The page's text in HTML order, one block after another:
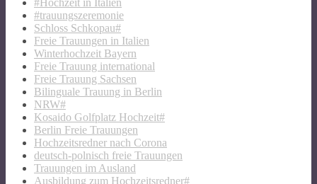
#trauungszeremonie
Schloss Schkopau#
Freie Trauungen in Italien
Winterhochzeit Bayern
Freie Trauung international
Freie Trauung Sachsen
Bilinguale Trauung in Berlin
NRW#
Kosaido Golfplatz Hochzeit#
Berlin Freie Trauungen
Hochzeitsredner nach Corona
deutsch-polnisch freie Trauungen
Trauungen im Ausland
Ausbildung zum Hochzeitsredner#